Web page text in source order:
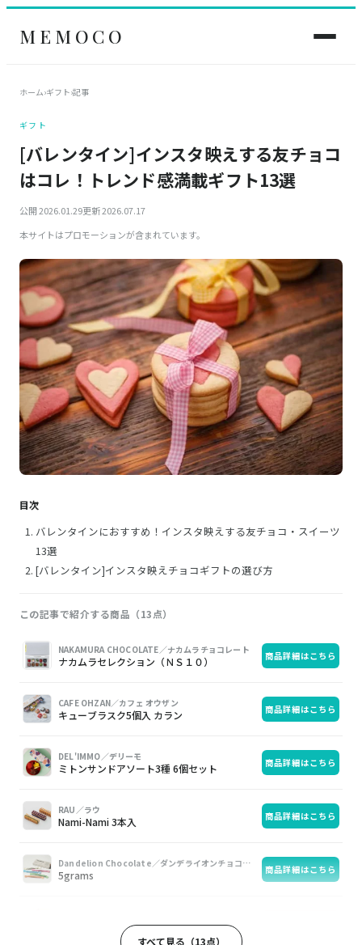
MEMOCO
ホーム›ギフト›記事
ギフト
[バレンタイン]インスタ映えする友チョコ
はコレ！トレンド感満載ギフト13選
公開 2026.01.29更新 2026.07.17
本サイトはプロモーションが含まれています。
目次
バレンタインにおすすめ！インスタ映えする友チョコ・スイーツ
13選
[バレンタイン]インスタ映えチョコギフトの選び方
この記事で紹介する商品（13点）
画
像
商
品
購
入
NAKAMURA CHOCOLATE／ナカムラチョコレート
ナカムラセレクション（ＮＳ１０） 商品詳細はこちら
CAFE OHZAN／カフェ オウザン
キューブラスク5個入 カラン 商品詳細はこちら
DEL'IMMO／デリーモ
ミトンサンドアソート3種 6個セット 商品詳細はこちら
RAU／ラウ
Nami-Nami 3本入 商品詳細はこちら
Dandelion Chocolate／ダンデライオンチョコレート
5grams 商品詳細はこちら
ポップショコラ詰め合わせ12本
すべて見る（13点）